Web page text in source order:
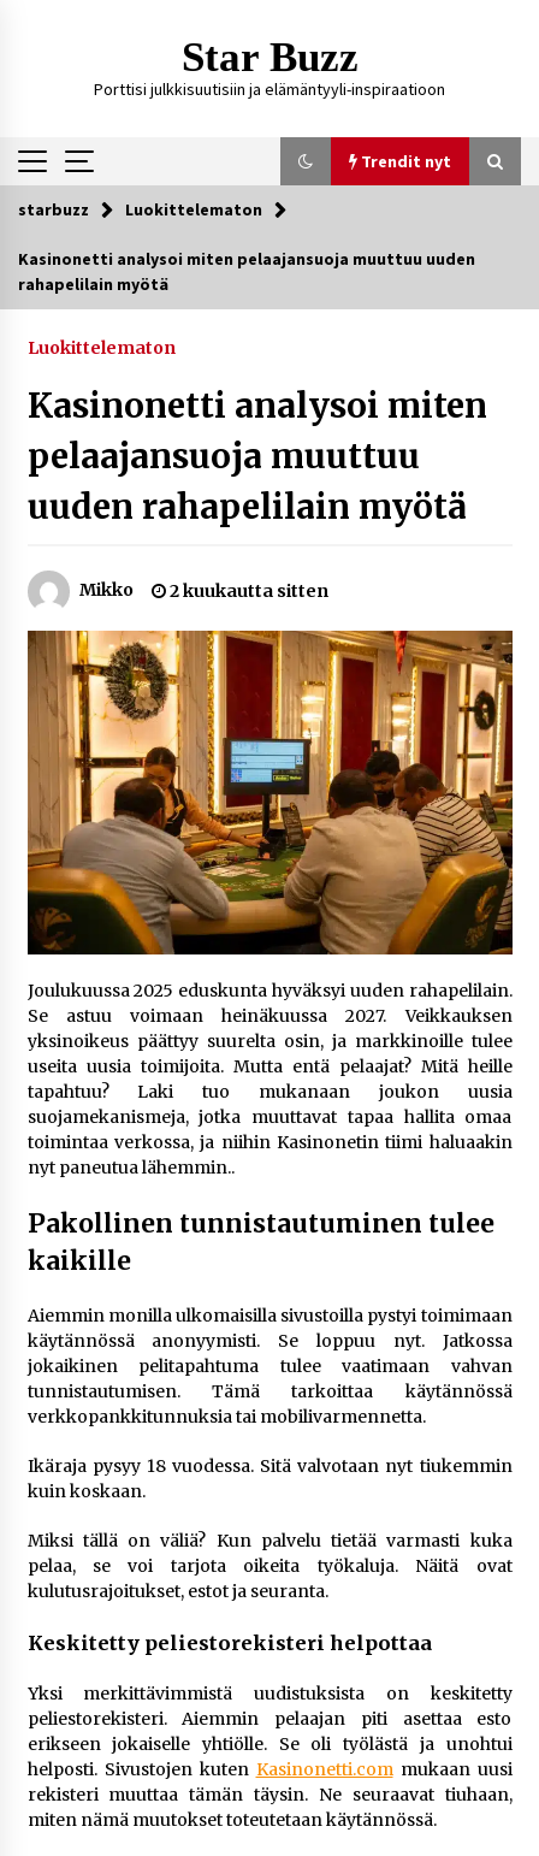
Star Buzz
Porttisi julkkisuutisiin ja elämäntyyli-inspiraatioon
Trendit nyt
Trendit nyt
Matti Koivisto toimittaja ikä – mitä Ylen
politiikan toimittajasta tiedetään?
4 päivää sitten
Netflix, YouTube, TikTok, pelit ja nettikasinot
rakkaustarina, elämäntyö ja ura
1 viikko sitten
Näin pikakasinot nopeuttavat kotiutuksia
modernin maksuteknologian avulla
1 viikko sitten
Nina Rung – rikollisuuden tutkija ja väkivallan
ehkäisyn näkyvä ääni
2 viikkoa sitten
Pia Töyli – tapaus, joka jäi osaksi Suomen
3 viikkoa sitten
Online-kasinoiden mobiilipelialustojen kehitys
– asiantuntijalausunto
3 viikkoa sitten
Uutisankkuri Jan Andersson vaimo – faktat ja
3 viikkoa sitten
4 viikkoa sitten
10 euron talletuskasinot ja pikamaksut: mitä
suomalaisten pelaajien on hyvä tietää
1 kuukausi sitten
starbuzz Luokittelematon
Kasinonetti analysoi miten pelaajansuoja muuttuu uuden
rahapelilain myötä
Luokittelematon
Kasinonetti analysoi miten
pelaajansuoja muuttuu
uuden rahapelilain myötä
Mikko 2 kuukautta sitten
Joulukuussa 2025 eduskunta hyväksyi uuden rahapelilain.
Se astuu voimaan heinäkuussa 2027. Veikkauksen
yksinoikeus päättyy suurelta osin, ja markkinoille tulee
useita uusia toimijoita. Mutta entä pelaajat? Mitä heille
tapahtuu? Laki tuo mukanaan joukon uusia
suojamekanismeja, jotka muuttavat tapaa hallita omaa
toimintaa verkossa, ja niihin Kasinonetin tiimi haluaakin
nyt paneutua lähemmin..
Pakollinen tunnistautuminen tulee
kaikille
Aiemmin monilla ulkomaisilla sivustoilla pystyi toimimaan
käytännössä anonyymisti. Se loppuu nyt. Jatkossa
jokaikinen pelitapahtuma tulee vaatimaan vahvan
tunnistautumisen. Tämä tarkoittaa käytännössä
verkkopankkitunnuksia tai mobilivarmennetta.
Ikäraja pysyy 18 vuodessa. Sitä valvotaan nyt tiukemmin
kuin koskaan.
Miksi tällä on väliä? Kun palvelu tietää varmasti kuka
pelaa, se voi tarjota oikeita työkaluja. Näitä ovat
kulutusrajoitukset, estot ja seuranta.
Keskitetty peliestorekisteri helpottaa
Yksi merkittävimmistä uudistuksista on keskitetty
peliestorekisteri. Aiemmin pelaajan piti asettaa esto
erikseen jokaiselle yhtiölle. Se oli työlästä ja unohtui
helposti. Sivustojen kuten Kasinonetti.commukaan uusi
rekisteri muuttaa tämän täysin. Ne seuraavat tiuhaan,
miten nämä muutokset toteutetaan käytännössä.